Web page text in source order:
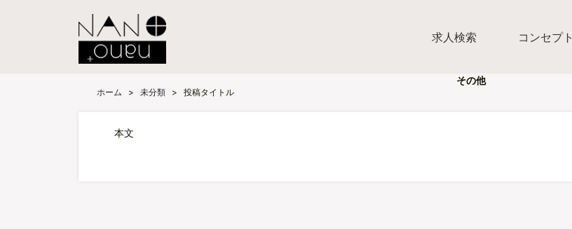
求人検索 コンセプト
その他
ホーム > 未分類 > 投稿タイトル
本文